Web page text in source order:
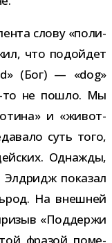
слову «поли­
что подой­дет
(Бог) — «dog»
​то не пошло. Мы
и «живот­
суть того,
Однажды,
пока­зал
На внеш­ней
«Поддержи